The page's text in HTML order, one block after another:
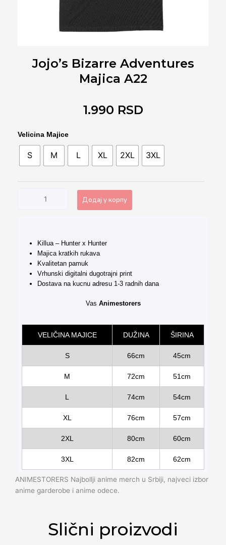
Jojo’s Bizarre Adventures
Majica A22
1.990 RSD
Velicina Majice
S M L XL 2XL 3XL
Jojo's
Bizarre
Adventures
Majica
Додај у корпу
Killua – Hunter x Hunter
Majica kratkih rukava
Kvalitetan pamuk
Vrhunski digitalni dugotrajni print
Dostava na kucnu adresu 1-3 radnih dana
Vas Animestorers
VELIČINA MAJICE DUŽINA ŠIRINA
S 66cm 45cm
M 72cm 51cm
L 74cm 54cm
XL 76cm 57cm
2XL 80cm 60cm
3XL 82cm 62cm
ANIMESTORERS Najbollji anime merch u Srbiji, najveci izbor
anime garderobe i anime odece.
Slični proizvodi